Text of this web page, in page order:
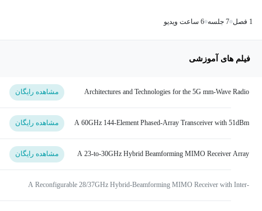
1 فصل 7 جلسه 6 ساعت ویدیو
فیلم های آموزشی
مشاهده رایگان
A 60GHz 144-Element Phased-Array Transceiver with 51dBm
مشاهده رایگان
A 23-to-30GHz Hybrid Beamforming MIMO Receiver Array
مشاهده رایگان
A Reconfigurable 28/37GHz Hybrid-Beamforming MIMO Receiver with Inter-